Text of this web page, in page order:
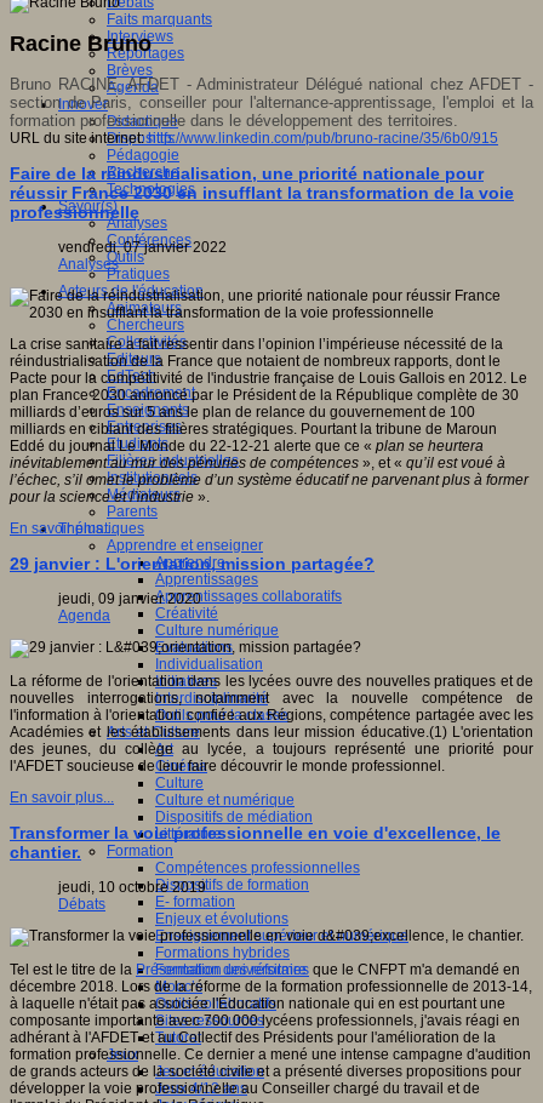
Faits marquants
Interviews
Reportages
Brèves
Agenda
Innover
Didactique
Dispositifs
Pédagogie
Recherche
Technologies
Savoir(s)
Analyses
Conférences
Outils
Pratiques
Acteurs de l'éducation
Animateurs
Chercheurs
Collectivités
Editeurs
EdTech
Encadrement
Enseignants
Entreprises
Etudiants
Filières industrielles
Institutionnels
Médiateurs
Parents
Thématiques
Apprendre et enseigner
Apprendre
Apprentissages
Apprentissages collaboratifs
Créativité
Culture numérique
Evaluations
Individualisation
Initiatives
Interdisciplinarité
Outils pour la classe
Arts et Culture
Art
Cinéma
Culture
Culture et numérique
Dispositifs de médiation
Littérature
Formation
Compétences professionnelles
Dispositifs de formation
E- formation
Enjeux et évolutions
Enseignement supérieur et numérique
Formations hybrides
Formation universitaire
Mooc’s
Outils collaboratifs
Sites ressources
Tutorat
Jeux
Jeu et éducation
Jeux 4/12 ans
Racine Bruno
Bruno RACINE, AFDET - Administrateur Délégué national chez AFDET -
section de Paris, conseiller pour l'alternance-apprentissage, l'emploi et la
formation professionnelle dans le développement des territoires.
URL du site internet:http://www.linkedin.com/pub/bruno-racine/35/6b0/915
Faire de la réindustrialisation, une priorité nationale pour
réussir France 2030 en insufflant la transformation de la voie
professionnelle
vendredi, 07 janvier 2022
Analyses
La crise sanitaire a fait ressentir dans l’opinion l’impérieuse nécessité de la
réindustrialisation de la France que notaient de nombreux rapports, dont le
Pacte pour la compétitivité de l'industrie française de Louis Gallois en 2012. Le
plan France 2030 annoncé par le Président de la République complète de 30
milliards d’euros sur 5 ans le plan de relance du gouvernement de 100
milliards en ciblant des filières stratégiques. Pourtant la tribune de Maroun
Eddé du journal Le Monde du 22-12-21 alerte que ce « plan se heurtera
inévitablement au mur des pénuries de compétences », et « qu’il est voué à
l’échec, s’il omet le problème d’un système éducatif ne parvenant plus à former
pour la science et l’industrie ».
En savoir plus...
29 janvier : L'orientation, mission partagée?
jeudi, 09 janvier 2020
Agenda
La réforme de l'orientation dans les lycées ouvre des nouvelles pratiques et de
nouvelles interrogations, notamment avec la nouvelle compétence de
l'information à l'orientation confiée aux Régions, compétence partagée avec les
Académies et les établissements dans leur mission éducative.(1) L'orientation
des jeunes, du collège au lycée, a toujours représenté une priorité pour
l'AFDET soucieuse de leur faire découvrir le monde professionnel.
En savoir plus...
Transformer la voie professionnelle en voie d'excellence, le
chantier.
jeudi, 10 octobre 2019
Débats
Tel est le titre de la Présentation des réformes que le CNFPT m'a demandé en
décembre 2018. Lors de la réforme de la formation professionnelle de 2013-14,
à laquelle n'était pas associée l'Éducation nationale qui en est pourtant une
composante importante avec 700 000 lycéens professionnels, j'avais réagi en
adhérant à l'AFDET et au Collectif des Présidents pour l'amélioration de la
formation professionnelle. Ce dernier a mené une intense campagne d'audition
de grands acteurs de la société civile et a présenté diverses propositions pour
développer la voie professionnelle au Conseiller chargé du travail et de